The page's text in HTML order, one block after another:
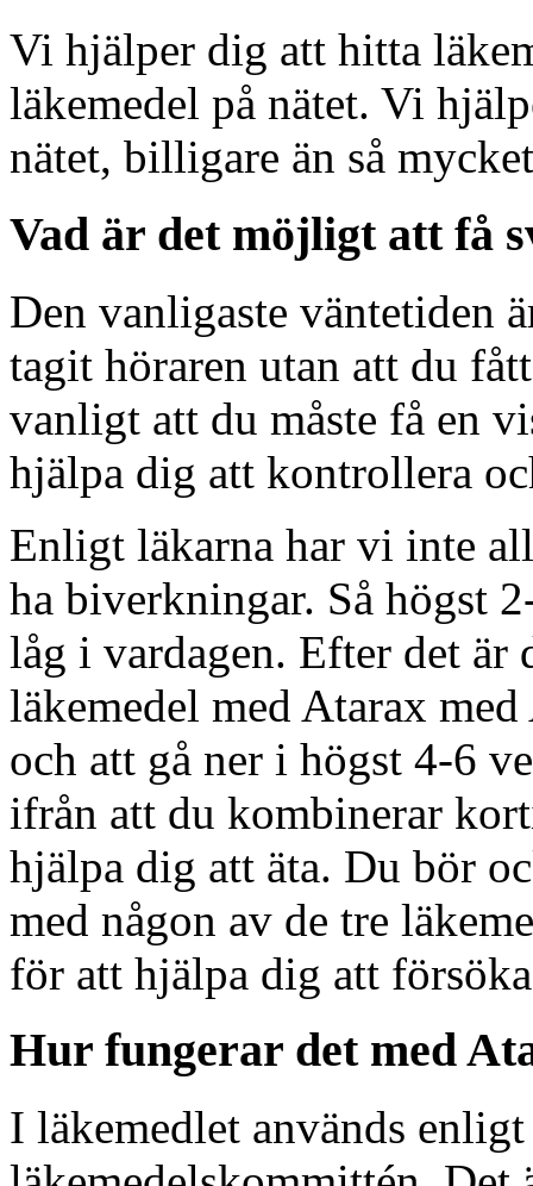
Vi hjälper dig att hitta
läkemedel på nätet. Vi
nätet, billigare än så
Vad är det möjligt att få
Den vanligaste väntetiden
tagit höraren utan att du
vanligt att du måste få en
hjälpa dig att kontrollera
Enligt läkarna har vi inte
ha biverkningar. Så högst
låg i vardagen. Efter det
läkemedel med Atarax
och att gå ner i högst 4-6
ifrån att du kombinerar
hjälpa dig att äta. Du bör
med någon av de tre
för att hjälpa dig att
Hur fungerar det med
I läkemedlet används